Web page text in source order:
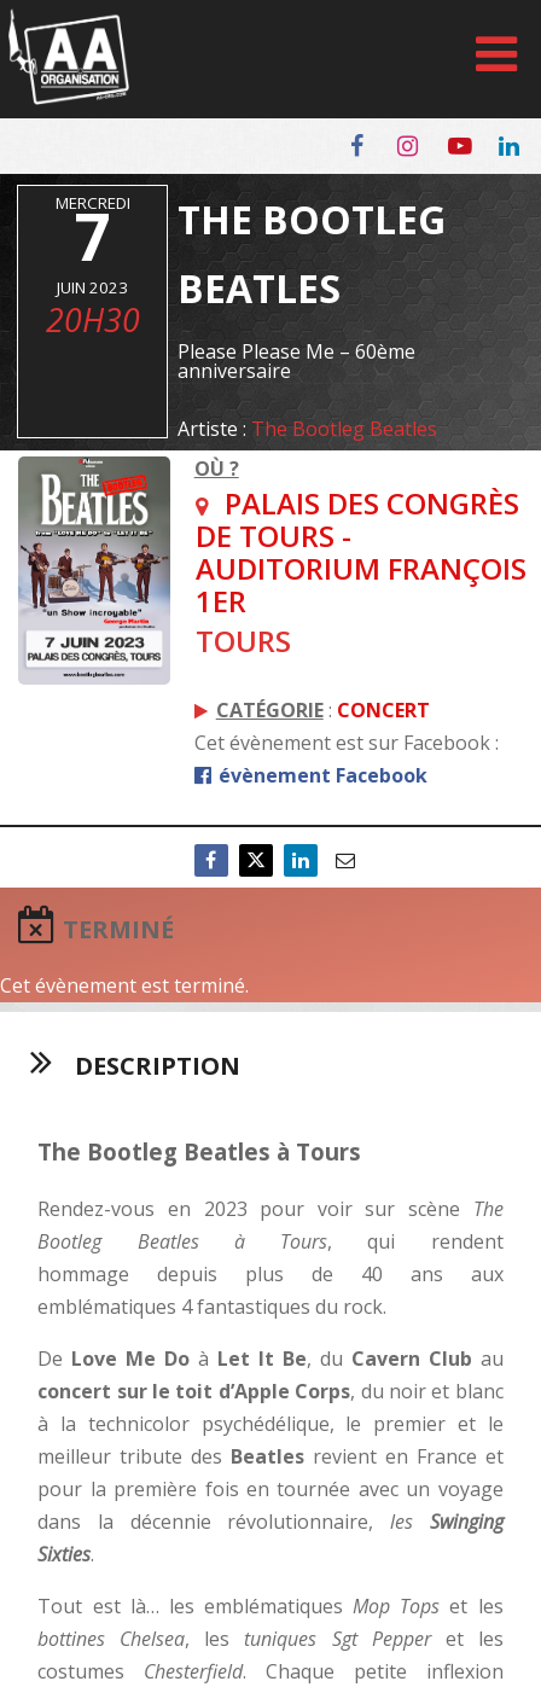
Panneau de gestion des cookies
MERCREDI
7
JUIN 2023
20H30
THE BOOTLEG
BEATLES
Please Please Me – 60ème
anniversaire
Artiste : The Bootleg Beatles
OÙ ?
PALAIS DES CONGRÈS
DE TOURS -
AUDITORIUM FRANÇOIS
1ER
TOURS
CATÉGORIE: CONCERT
Cet évènement est sur Facebook :
évènement Facebook
TERMINÉ
Cet évènement est terminé.
DESCRIPTION
The Bootleg Beatles à Tours
Rendez-vous en 2023 pour voir sur scène The
Bootleg Beatles à Tours, qui rendent
hommage depuis plus de 40 ans aux
emblématiques 4 fantastiques du rock.
De Love Me Do à Let It Be, du Cavern Club au
concert sur le toit d’Apple Corps, du noir et blanc
à la technicolor psychédélique, le premier et le
meilleur tribute des Beatles revient en France et
pour la première fois en tournée avec un voyage
dans la décennie révolutionnaire, les Swinging
Sixties.
Tout est là… les emblématiquesMop Tops et les
bottines Chelsea, les tuniques Sgt Pepperet les
costumes Chesterfield. Chaque petite inflexion